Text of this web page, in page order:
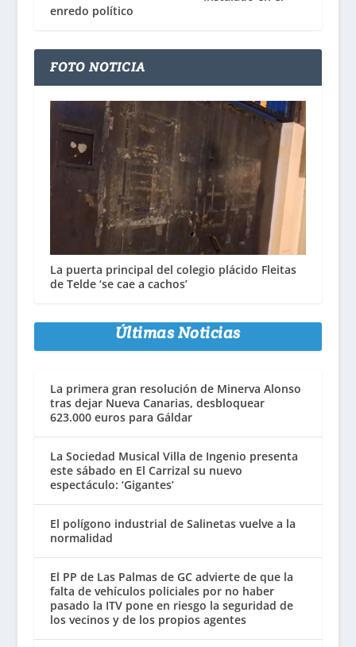
enredo político
FOTO NOTICIA
La puerta principal del colegio plácido Fleitas
de Telde ‘se cae a cachos’
Últimas Noticias
La primera gran resolución de Minerva Alonso
tras dejar Nueva Canarias, desbloquear
623.000 euros para Gáldar
La Sociedad Musical Villa de Ingenio presenta
este sábado en El Carrizal su nuevo
espectáculo: ‘Gigantes’
El polígono industrial de Salinetas vuelve a la
normalidad
El PP de Las Palmas de GC advierte de que la
falta de vehículos policiales por no haber
pasado la ITV pone en riesgo la seguridad de
los vecinos y de los propios agentes